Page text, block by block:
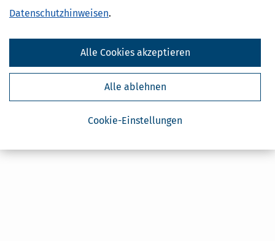
Datenschutzhinweisen.
Cookie-Einstellungen
Alle ablehnen
Alle Cookies akzeptieren